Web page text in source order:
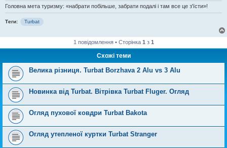
Головна мета туризму: «набрати побільше, забрати подалі і там все це з'їсти»!
Теги: Turbat
1 повідомлення • Сторінка 1 з 1
Схожі теми
Велика різниця. Turbat Borzhava 2 Alu vs 3 Alu
Новинка від Turbat. Вітрівка Turbat Fluger. Огляд
Огляд пухової ковдри Turbat Bakota
Огляд утепленої куртки Turbat Stranger